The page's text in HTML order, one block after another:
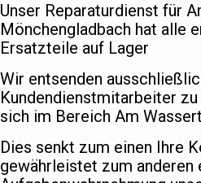
Unser Reparaturdienst für
Mönchengladbach hat alle
Ersatzteile auf Lager
Wir entsenden
Kundendienstmitarbeiter zu
sich im Bereich Am
Dies senkt zum einen Ihre
gewährleistet zum anderen